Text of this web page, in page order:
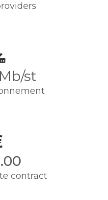
Mb/st
contract